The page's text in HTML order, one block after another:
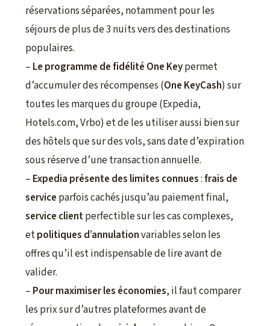
réservations séparées, notamment pour les
séjours de plus de 3 nuits vers des destinations
populaires.
– Le programme de fidélité One Keypermet
d’accumuler des récompenses (One KeyCash) sur
toutes les marques du groupe (Expedia,
Hotels.com, Vrbo) et de les utiliser aussi bien sur
des hôtels que sur des vols, sans date d’expiration
sous réserve d’une transaction annuelle.
– Expedia présente des limites connues:frais de
service parfois cachés jusqu’au paiement final,
service clientperfectible sur les cas complexes,
etpolitiques d’annulationvariables selon les
offres qu’il est indispensable de lire avant de
valider.
– Pour maximiser les économies, il faut comparer
les prix sur d’autres plateformes avant de